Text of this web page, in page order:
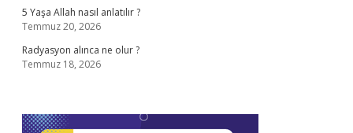
5 Yaşa Allah nasıl anlatılır ?
Temmuz 20, 2026
Radyasyon alınca ne olur ?
Temmuz 18, 2026